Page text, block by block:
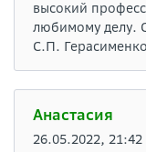
высокий
любимому делу.
С.П.
Анастасия
26.05.2022, 21:42